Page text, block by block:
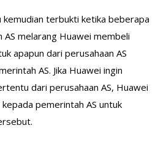
kemudian terbukti ketika beberapa
melarang Huawei membeli
apapun dari perusahaan AS
AS. Jika Huawei ingin
dari perusahaan AS, Huawei
pemerintah AS untuk